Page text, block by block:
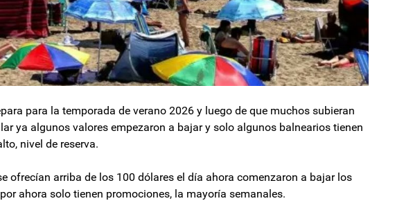
para la temporada de verano 2026 y luego de que muchos subieran
ya algunos valores empezaron a bajar y solo algunos balnearios tienen
nivel de reserva.
ofrecían arriba de los 100 dólares el día ahora comenzaron a bajar los
ahora solo tienen promociones, la mayoría semanales.